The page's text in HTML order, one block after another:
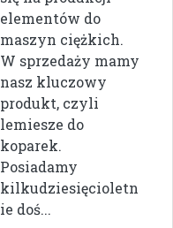
elementów do
maszyn ciężkich.
W sprzedaży mamy
nasz kluczowy
produkt, czyli
lemiesze do
koparek.
Posiadamy
kilkudziesięcioletn
ie doś...